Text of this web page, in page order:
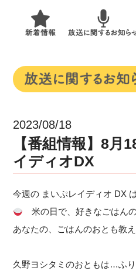
2023/08/18
【番組情報】8月
イディオDX
今週の まいぷレイディオ DX
米の日で、好きなごはん
あなたの、ごはんのおとも教え
久野ヨシタミのおともは…ふり